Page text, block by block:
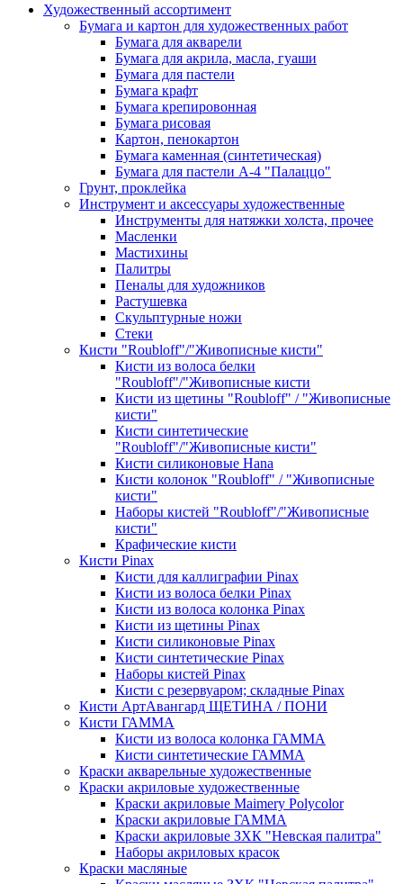
Художественный ассортимент
Бумага и картон для художественных работ
Бумага для акварели
Бумага для акрила, масла, гуаши
Бумага для пастели
Бумага крафт
Бумага крепировонная
Бумага рисовая
Картон, пенокартон
Бумага каменная (синтетическая)
Бумага для пастели А-4 "Палаццо"
Грунт, проклейка
Инструмент и аксессуары художественные
Инструменты для натяжки холста, прочее
Масленки
Мастихины
Палитры
Пеналы для художников
Растушевка
Скульптурные ножи
Стеки
Кисти "Roubloff"/"Живописные кисти"
Кисти из волоса белки
"Roubloff"/"Живописные кисти
Кисти из щетины "Roubloff" / "Живописные
кисти"
Кисти синтетические
"Roubloff"/"Живописные кисти"
Кисти силиконовые Hana
Кисти колонок "Roubloff" / "Живописные
кисти"
Наборы кистей "Roubloff"/"Живописные
кисти"
Крафические кисти
Кисти Pinax
Кисти для каллиграфии Pinax
Кисти из волоса белки Pinax
Кисти из волоса колонка Pinax
Кисти из щетины Pinax
Кисти силиконовые Pinax
Кисти синтетические Pinax
Наборы кистей Pinax
Кисти с резервуаром; складные Pinax
Кисти АртАвангард ЩЕТИНА / ПОНИ
Кисти ГАММА
Кисти из волоса колонка ГАММА
Кисти синтетические ГАММА
Краски акварельные художественные
Краски акриловые художественные
Краски акриловые Maimery Polycolor
Краски акриловые ГАММА
Краски акриловые ЗХК "Невская палитра"
Наборы акриловых красок
Краски масляные